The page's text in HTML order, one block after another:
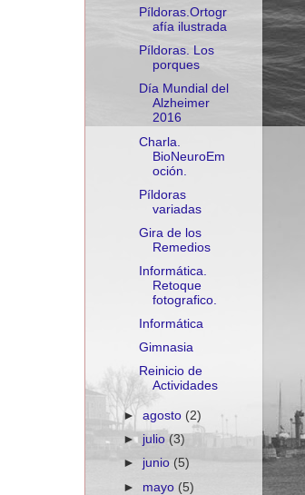
Píldoras.Ortogr
afía ilustrada
Píldoras. Los
porques
Día Mundial del
Alzheimer
2016
Charla.
BioNeuroEm
oción.
Píldoras
variadas
Gira de los
Remedios
Informática.
Retoque
fotografico.
Informática
Gimnasia
Reinicio de
Actividades
►agosto (2)
► julio(3)
►junio (5)
► mayo (5)